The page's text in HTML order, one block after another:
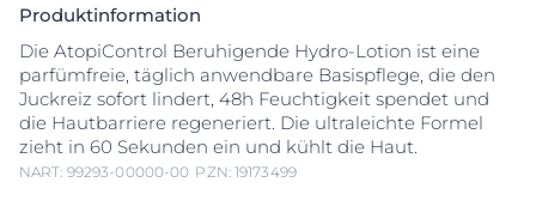
Produktinformation
Die AtopiControl Beruhigende Hydro-Lotion ist eine
parfümfreie, täglich anwendbare Basispflege, die den
Juckreiz sofort lindert, 48h Feuchtigkeit spendet und
die Hautbarriere regeneriert. Die ultraleichte Formel
zieht in 60 Sekunden ein und kühlt die Haut.
NART: 99293-00000-00 PZN: 19173499